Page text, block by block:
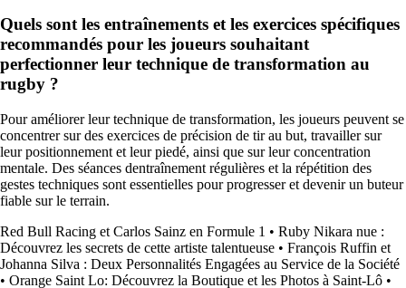
Quels sont les entraînements et les exercices spécifiques
recommandés pour les joueurs souhaitant
perfectionner leur technique de transformation au
rugby ?
Pour améliorer leur technique de transformation, les joueurs peuvent se
concentrer sur des exercices de précision de tir au but, travailler sur
leur positionnement et leur piedé, ainsi que sur leur concentration
mentale. Des séances dentraînement régulières et la répétition des
gestes techniques sont essentielles pour progresser et devenir un buteur
fiable sur le terrain.
Red Bull Racing et Carlos Sainz en Formule 1 • Ruby Nikara nue :
Découvrez les secrets de cette artiste talentueuse • François Ruffin et
Johanna Silva : Deux Personnalités Engagées au Service de la Société
• Orange Saint Lo: Découvrez la Boutique et les Photos à Saint-Lô •